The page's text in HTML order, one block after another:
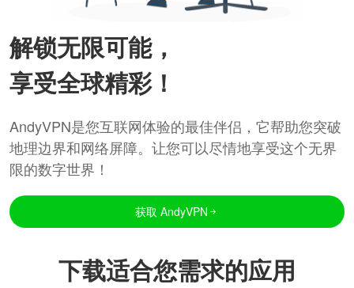
解锁无限可能，
享受全球精彩！
AndyVPN是您互联网体验的最佳伴侣，它帮助您突破
地理边界和网络屏障。让您可以尽情地享受这个无界
限的数字世界！
获取 AndyVPN
下载适合您需求的应用